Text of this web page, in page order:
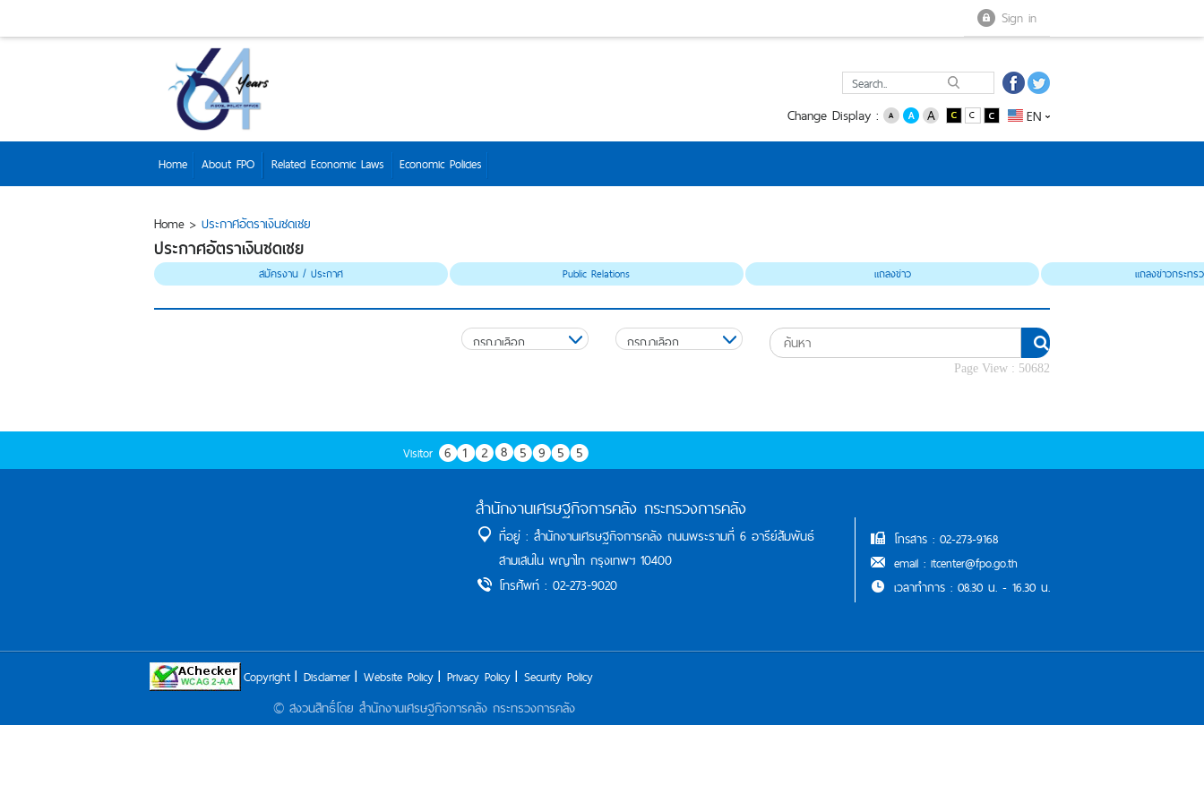
Sign in
Change Display : EN
Home About FPO Related Economic Laws Economic Policies
Home > ประกาศอัตราเงินชดเชย
ประกาศอัตราเงินชดเชย
สมัครงาน / ประกาศ Public Relations แถลงข่าว แถลงข่าวกระทร
Page View : 50682
Visitor
สำนักงานเศรษฐกิจการคลัง กระทรวงการคลัง
ที่อยู่ : สำนักงานเศรษฐกิจการคลัง ถนนพระรามที่ 6 อารีย์สัมพันธ์
สามเสนใน พญาไท กรุงเทพฯ 10400
โทรศัพท์ : 02-273-9020
โทรสาร : 02-273-9168
email : itcenter@fpo.go.th
เวลาทำการ : 08.30 น. - 16.30 น.
Copyright Disclaimer Website Policy Privacy Policy Security Policy
© สงวนสิทธิ์โดย สำนักงานเศรษฐกิจการคลัง กระทรวงการคลัง